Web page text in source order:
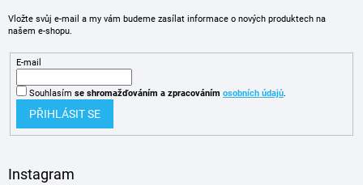
Vložte svůj e-mail a my vám budeme zasílat informace o nových produktech na
našem e-shopu.
E-mail
Souhlasím se shromažďováním a zpracováním osobních údajů.
PŘIHLÁSIT SE
Instagram